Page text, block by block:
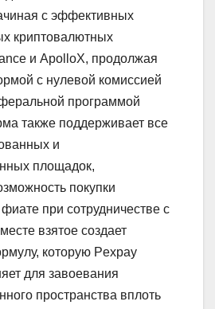
с эффективных
криптовалютных
и ApolloX, продолжая
с нулевой комиссией
программой
также поддерживает все
и
площадок,
покупки
при сотрудничестве с
взятое создает
которую Pexpay
для завоевания
пространства вплоть